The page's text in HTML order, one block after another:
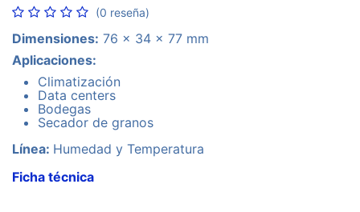
(0 reseña)
Dimensiones: 76 x 34 x 77 mm
Aplicaciones:
Climatización
Data centers
Bodegas
Secador de granos
Línea: Humedad y Temperatura
Ficha técnica